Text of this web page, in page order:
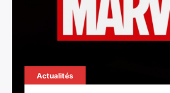
Actualités